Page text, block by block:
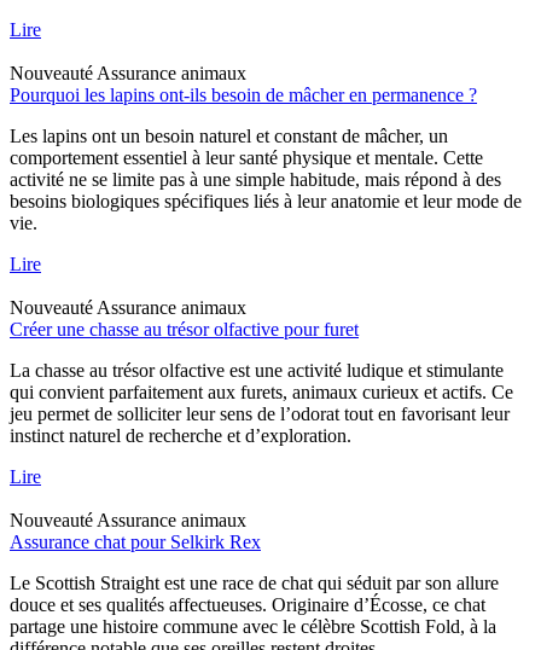
Lire
Nouveauté Assurance animaux
Pourquoi les lapins ont-ils besoin de mâcher en permanence ?
Les lapins ont un besoin naturel et constant de mâcher, un
comportement essentiel à leur santé physique et mentale. Cette
activité ne se limite pas à une simple habitude, mais répond à des
besoins biologiques spécifiques liés à leur anatomie et leur mode de
vie.
Lire
Nouveauté Assurance animaux
Créer une chasse au trésor olfactive pour furet
La chasse au trésor olfactive est une activité ludique et stimulante
qui convient parfaitement aux furets, animaux curieux et actifs. Ce
jeu permet de solliciter leur sens de l’odorat tout en favorisant leur
instinct naturel de recherche et d’exploration.
Lire
Nouveauté Assurance animaux
Assurance chat pour Selkirk Rex
Le Scottish Straight est une race de chat qui séduit par son allure
douce et ses qualités affectueuses. Originaire d’Écosse, ce chat
partage une histoire commune avec le célèbre Scottish Fold, à la